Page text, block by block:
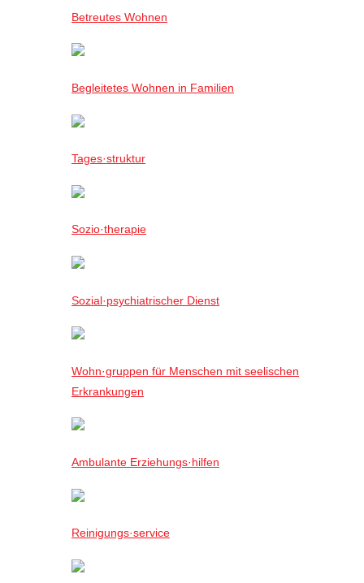
Betreutes Wohnen
Begleitetes Wohnen in Familien
Tages·struktur
Sozio·therapie
Sozial·psychiatrischer Dienst
Wohn·gruppen für Menschen mit seelischen
Erkrankungen
Ambulante Erziehungs·hilfen
Reinigungs·service